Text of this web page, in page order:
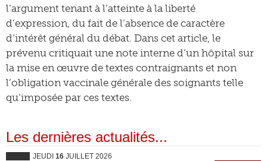
l’argument tenant à l’atteinte à la liberté
d’expression, du fait de l’absence de caractère
d’intérêt général du débat. Dans cet article, le
prévenu critiquait une note interne d’un hôpital sur
la mise en œuvre de textes contraignants et non
l’obligation vaccinale générale des soignants telle
qu’imposée par ces textes.
Les dernières actualités...
JEUDI 16 JUILLET 2026